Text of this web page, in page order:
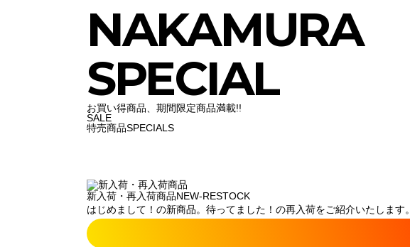
NAKAMURA
SPECIAL
お買い得商品、期間限定商品満載!!
SALE
特売商品SPECIALS
新入荷・再入荷商品NEW-RESTOCK
はじめまして！の新商品。待ってました！の再入荷をご紹介いたします。